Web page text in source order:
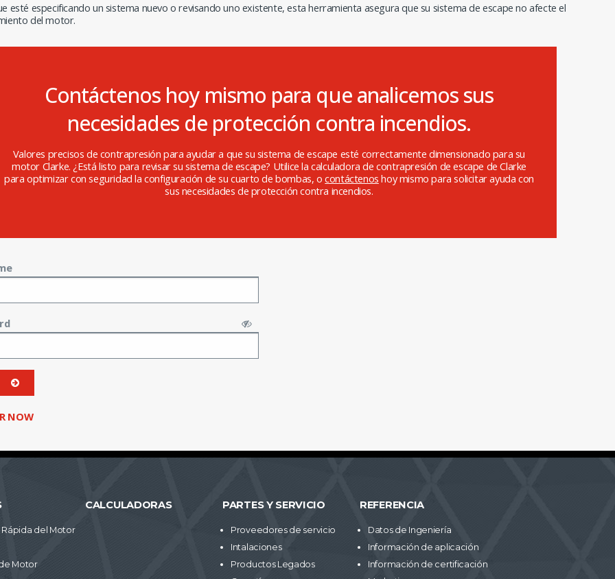
esté especificando un sistema nuevo o revisando uno existente, esta herramienta asegura que su sistema de escape no afecte el
del motor.
Contáctenos hoy mismo para que analicemos sus
necesidades de protección contra incendios.
Valores precisos de contrapresión para ayudar a que su sistema de escape esté correctamente dimensionado para su
motor Clarke. ¿Está listo para revisar su sistema de escape? Utilice la calculadora de contrapresión de escape de Clarke
para optimizar con seguridad la configuración de su cuarto de bombas, ocontáctenos hoy mismo para solicitar ayuda con
sus necesidades de protección contra incendios.
NOW
del Motor
Motor
CALCULADORAS PARTES Y SERVICIO
Proveedores de servicio
Intalaciones
Productos Legados
REFERENCIA
Datos de Ingeniería
Información de aplicación
Información de certificación